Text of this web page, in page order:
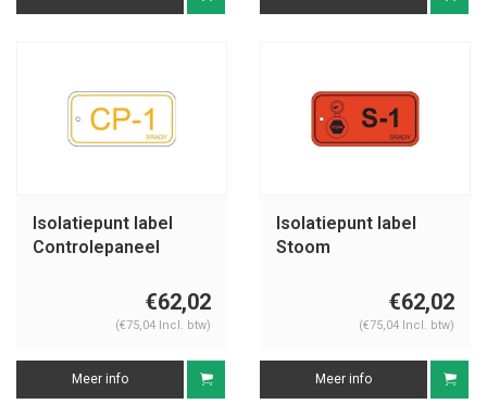
Isolatiepunt label
Controlepaneel
€62,02
(€75,04 Incl. btw)
Meer info
Isolatiepunt label
Stoom
€62,02
(€75,04 Incl. btw)
Meer info